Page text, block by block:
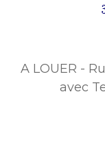
A LOUER -
avec